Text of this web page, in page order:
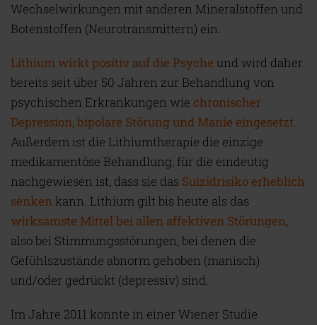
Wechselwirkungen mit anderen Mineralstoffen und
Botenstoffen (Neurotransmittern) ein.
Lithium wirkt positiv auf die Psyche und wird daher
bereits seit über 50 Jahren zur Behandlung von
psychischen Erkrankungen wie chronischer
Depression, bipolare Störung und Manie eingesetzt.
Außerdem ist die Lithiumtherapie die einzige
medikamentöse Behandlung, für die eindeutig
nachgewiesen ist, dass sie das Suizidrisiko erheblich
senken kann. Lithium gilt bis heute als das
wirksamste Mittel bei allen affektiven Störungen,
also bei Stimmungsstörungen, bei denen die
Gefühlszustände abnorm gehoben (manisch)
und/oder gedrückt (depressiv) sind.
Im Jahre 2011 konnte in einer Wiener Studie